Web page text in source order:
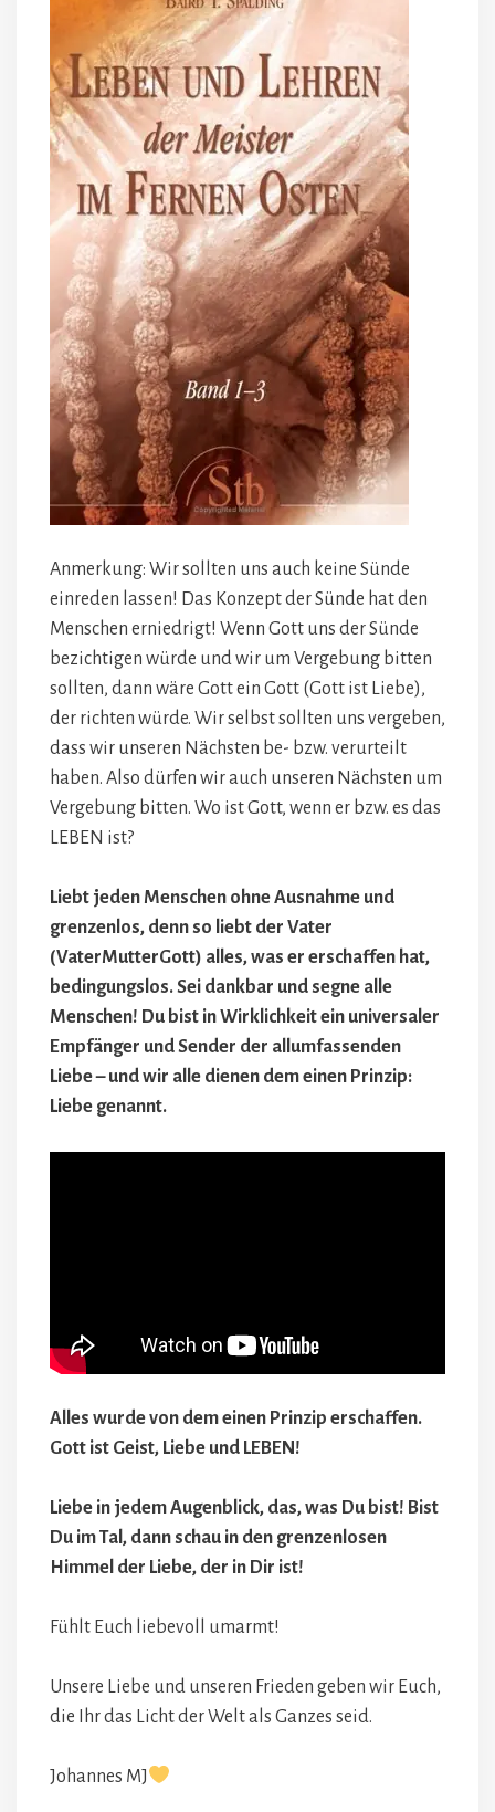
Anmerkung: Wir sollten uns auch keine Sünde
einreden lassen! Das Konzept der Sünde hat den
Menschen erniedrigt! Wenn Gott uns der Sünde
bezichtigen würde und wir um Vergebung bitten
sollten, dann wäre Gott ein Gott (Gott ist Liebe),
der richten würde. Wir selbst sollten uns vergeben,
dass wir unseren Nächsten be- bzw. verurteilt
haben. Also dürfen wir auch unseren Nächsten um
Vergebung bitten. Wo ist Gott, wenn er bzw. es das
LEBEN ist?
Liebt jeden Menschen ohne Ausnahme und
grenzenlos, denn so liebt der Vater
(VaterMutterGott) alles, was er erschaffen hat,
bedingungslos. Sei dankbar und segne alle
Menschen! Du bist in Wirklichkeit ein universaler
Empfänger und Sender der allumfassenden
Liebe – und wir alle dienen dem einen Prinzip:
Liebe genannt.
Alles wurde von dem einen Prinzip erschaffen.
Gott ist Geist, Liebe und LEBEN!
Liebe in jedem Augenblick, das, was Du bist! Bist
Du im Tal, dann schau in den grenzenlosen
Himmel der Liebe, der in Dir ist!
Fühlt Euch liebevoll umarmt!
Unsere Liebe und unseren Frieden geben wir Euch,
die Ihr das Licht der Welt als Ganzes seid.
Johannes MJ